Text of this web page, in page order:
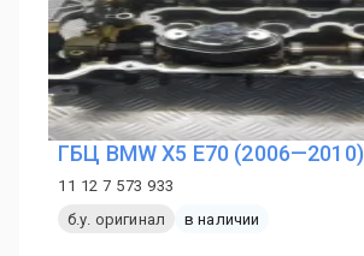
ГБЦ BMW X5 E70 (2006—2010)
11 12 7 573 933
б.у. оригинал
в наличии